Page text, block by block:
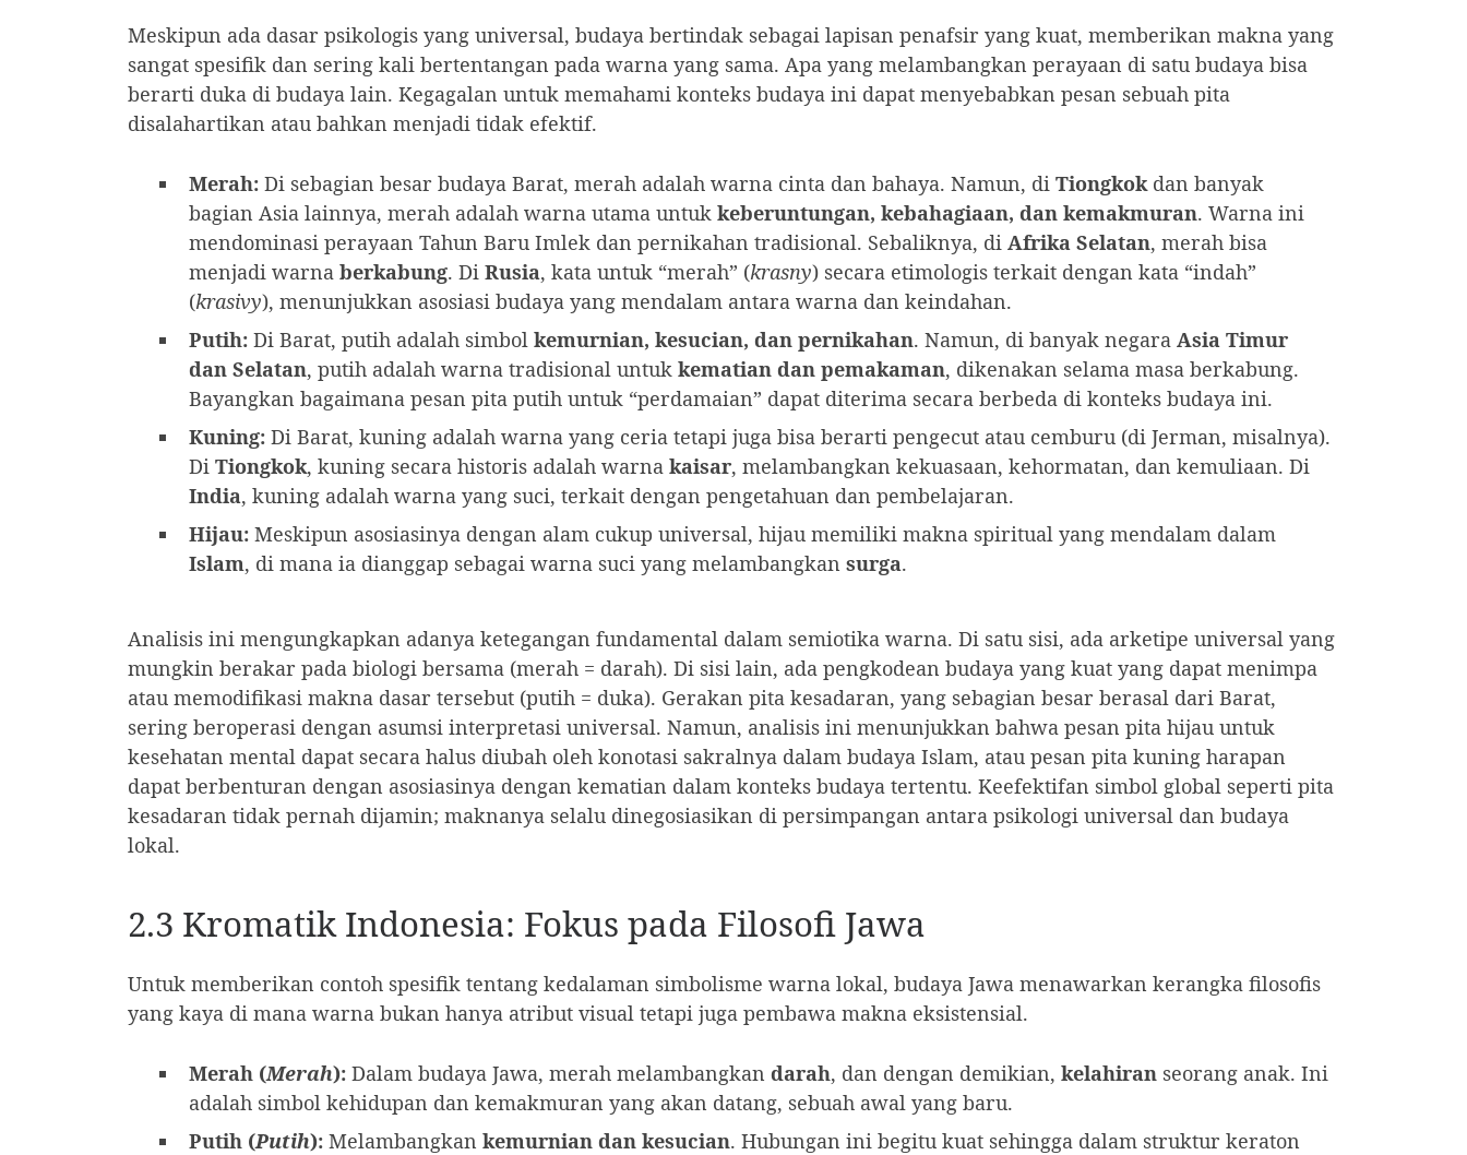
Meskipun ada dasar psikologis yang universal, budaya bertindak sebagai lapisan penafsir yang kuat, memberikan makna yang
sangat spesifik dan sering kali bertentangan pada warna yang sama. Apa yang melambangkan perayaan di satu budaya bisa
berarti duka di budaya lain. Kegagalan untuk memahami konteks budaya ini dapat menyebabkan pesan sebuah pita
disalahartikan atau bahkan menjadi tidak efektif.
Merah: Di sebagian besar budaya Barat, merah adalah warna cinta dan bahaya. Namun, di Tiongkok dan banyak
bagian Asia lainnya, merah adalah warna utama untuk keberuntungan, kebahagiaan, dan kemakmuran. Warna ini
mendominasi perayaan Tahun Baru Imlek dan pernikahan tradisional. Sebaliknya, di Afrika Selatan, merah bisa
menjadi warna berkabung. Di Rusia, kata untuk “merah” (krasny) secara etimologis terkait dengan kata “indah”
(krasivy), menunjukkan asosiasi budaya yang mendalam antara warna dan keindahan.
Putih: Di Barat, putih adalah simbol kemurnian, kesucian, dan pernikahan. Namun, di banyak negara Asia Timur
dan Selatan, putih adalah warna tradisional untuk kematian dan pemakaman, dikenakan selama masa berkabung.
Bayangkan bagaimana pesan pita putih untuk “perdamaian” dapat diterima secara berbeda di konteks budaya ini.
Kuning: Di Barat, kuning adalah warna yang ceria tetapi juga bisa berarti pengecut atau cemburu (di Jerman, misalnya).
Di Tiongkok, kuning secara historis adalah warna kaisar, melambangkan kekuasaan, kehormatan, dan kemuliaan. Di
India, kuning adalah warna yang suci, terkait dengan pengetahuan dan pembelajaran.
Hijau: Meskipun asosiasinya dengan alam cukup universal, hijau memiliki makna spiritual yang mendalam dalam
Islam, di mana ia dianggap sebagai warna suci yang melambangkan surga.
Analisis ini mengungkapkan adanya ketegangan fundamental dalam semiotika warna. Di satu sisi, ada arketipe universal yang
mungkin berakar pada biologi bersama (merah = darah). Di sisi lain, ada pengkodean budaya yang kuat yang dapat menimpa
atau memodifikasi makna dasar tersebut (putih = duka). Gerakan pita kesadaran, yang sebagian besar berasal dari Barat,
sering beroperasi dengan asumsi interpretasi universal. Namun, analisis ini menunjukkan bahwa pesan pita hijau untuk
kesehatan mental dapat secara halus diubah oleh konotasi sakralnya dalam budaya Islam, atau pesan pita kuning harapan
dapat berbenturan dengan asosiasinya dengan kematian dalam konteks budaya tertentu. Keefektifan simbol global seperti pita
kesadaran tidak pernah dijamin; maknanya selalu dinegosiasikan di persimpangan antara psikologi universal dan budaya
lokal.
2.3 Kromatik Indonesia: Fokus pada Filosofi Jawa
Untuk memberikan contoh spesifik tentang kedalaman simbolisme warna lokal, budaya Jawa menawarkan kerangka filosofis
yang kaya di mana warna bukan hanya atribut visual tetapi juga pembawa makna eksistensial.
Merah (Merah): Dalam budaya Jawa, merah melambangkan darah, dan dengan demikian, kelahiran seorang anak. Ini
adalah simbol kehidupan dan kemakmuran yang akan datang, sebuah awal yang baru.
Putih (Putih): Melambangkan kemurnian dan kesucian. Hubungan ini begitu kuat sehingga dalam struktur keraton